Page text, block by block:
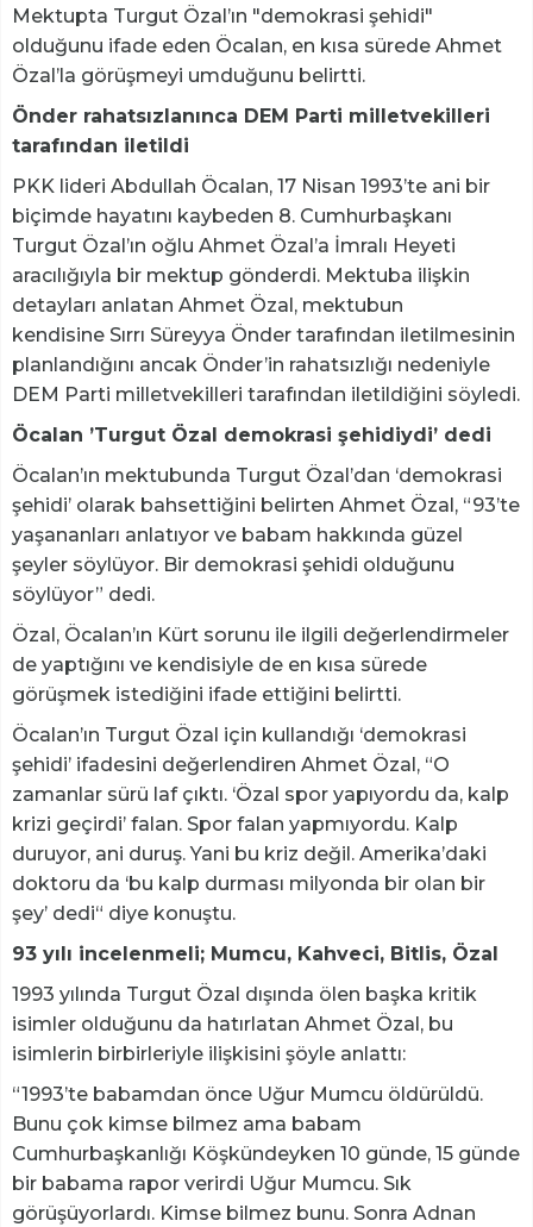
Mektupta Turgut Özal’ın "demokrasi şehidi"
olduğunu ifade eden Öcalan, en kısa sürede Ahmet
Özal’la görüşmeyi umduğunu belirtti.
Önder rahatsızlanınca DEM Parti milletvekilleri
tarafından iletildi
PKK lideri Abdullah Öcalan, 17 Nisan 1993’te ani bir
biçimde hayatını kaybeden 8. Cumhurbaşkanı
Turgut Özal’ın oğlu Ahmet Özal’a İmralı Heyeti
aracılığıyla bir mektup gönderdi. Mektuba ilişkin
detayları anlatan Ahmet Özal, mektubun
kendisine Sırrı Süreyya Önder tarafından iletilmesinin
planlandığını ancak Önder’in rahatsızlığı nedeniyle
DEM Parti milletvekilleri tarafından iletildiğini söyledi.
Öcalan ’Turgut Özal demokrasi şehidiydi’ dedi
Öcalan’ın mektubunda Turgut Özal’dan ‘demokrasi
şehidi’ olarak bahsettiğini belirten Ahmet Özal, “93’te
yaşananları anlatıyor ve babam hakkında güzel
şeyler söylüyor. Bir demokrasi şehidi olduğunu
söylüyor” dedi.
Özal, Öcalan’ın Kürt sorunu ile ilgili değerlendirmeler
de yaptığını ve kendisiyle de en kısa sürede
görüşmek istediğini ifade ettiğini belirtti.
Öcalan’ın Turgut Özal için kullandığı ‘demokrasi
şehidi’ ifadesini değerlendiren Ahmet Özal, “O
zamanlar sürü laf çıktı. ‘Özal spor yapıyordu da, kalp
krizi geçirdi’ falan. Spor falan yapmıyordu. Kalp
duruyor, ani duruş. Yani bu kriz değil. Amerika’daki
doktoru da ‘bu kalp durması milyonda bir olan bir
şey’ dedi“ diye konuştu.
93 yılı incelenmeli; Mumcu, Kahveci, Bitlis, Özal
1993 yılında Turgut Özal dışında ölen başka kritik
isimler olduğunu da hatırlatan Ahmet Özal, bu
isimlerin birbirleriyle ilişkisini şöyle anlattı:
“1993’te babamdan önce Uğur Mumcu öldürüldü.
Bunu çok kimse bilmez ama babam
Cumhurbaşkanlığı Köşkündeyken 10 günde, 15 günde
bir babama rapor verirdi Uğur Mumcu. Sık
görüşüyorlardı. Kimse bilmez bunu. Sonra Adnan